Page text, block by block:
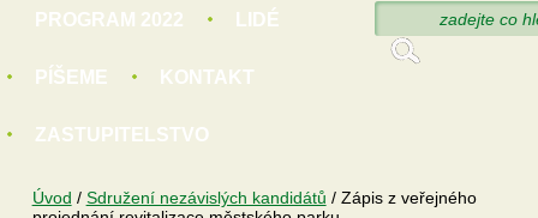
PROGRAM 2022 LIDÉ
PÍŠEME KONTAKT
ZASTUPITELSTVO
Hledat
Úvod / Sdružení nezávislých kandidátů / Zápis z veřejného